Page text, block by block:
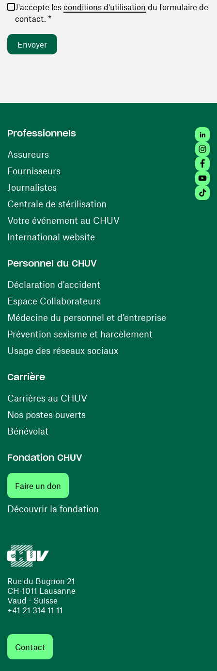
J'accepte les conditions d'utilisation (ouvre une
du formulaire de
contact. *
Rue du Bugnon 21
CH-1011 Lausanne
Vaud - Suisse
+41 21 314 11 11
Contact
Professionnels
Assureurs
Fournisseurs(ouvre une nouvelle fenêtre)
Journalistes
Centrale de stérilisation (ouvre une nouvelle
Votre événement au CHUV(ouvre une nouvelle
International website
Personnel du CHUV
Déclaration d'accident
Espace Collaborateurs(ouvre une nouvelle fenêtre)
Médecine du personnel et d’entreprise
Prévention sexisme et harcèlement
Usage des réseaux sociaux(ouvre une nouvelle
Carrière
Carrières au CHUV(ouvre une nouvelle fenêtre)
Nos postes ouverts(ouvre une nouvelle fenêtre)
Bénévolat
Fondation CHUV
Faire un don
Découvrir la fondation